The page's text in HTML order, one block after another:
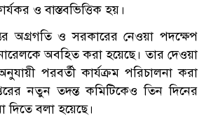
ও বাস্তবভিত্তিক হয়।
অগ্রগতি ও সরকারের নেওয়া পদক্ষেপ
অবহিত করা হয়েছে। তার দেওয়া
পরবর্তী কার্যক্রম পরিচালনা করা
নতুন তদন্ত কমিটিকেও তিন দিনের
দিতে বলা হয়েছে।